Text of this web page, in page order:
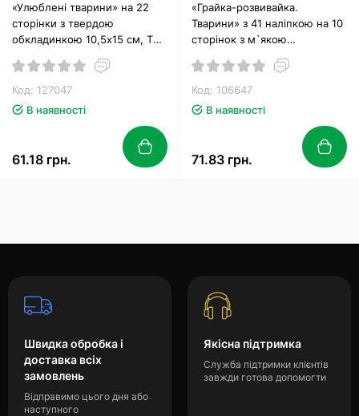
«Улюблені тварини» на 22
сторінки з твердою
обкладинкою 10,5х15 см, ТМ
Код: 127047
В наявності
61.18 грн.
«Грайка-розвивайка.
Тварини» з 41 наліпкою на 10
сторінок з м`якою
Кристал Бук
Код: 106647
В наявності
71.83 грн.
Швидка обробка і
доставка всіх
замовлень
Відправимо цього дня або
наступного
Якісна підтримка
Служба підтримки клієнтів
завжди готова допомогти